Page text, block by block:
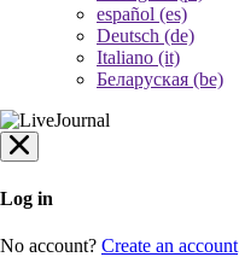
español (es)
Deutsch (de)
Italiano (it)
Беларуская (be)
Log in
No account? Create an account